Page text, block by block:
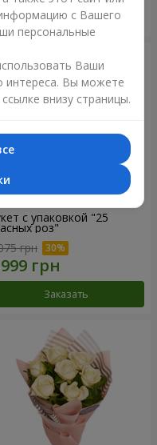
Заказать
с упаковкой "25
роз"
грн
Заказать
с Вашего
персональные
Ваши
интереса. Вы можете
внизу страницы.